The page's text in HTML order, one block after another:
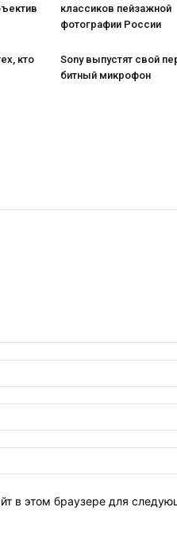
классиков пейзажной
фотографии России
кто
Sony выпустят свой
битный микрофон
в этом браузере для